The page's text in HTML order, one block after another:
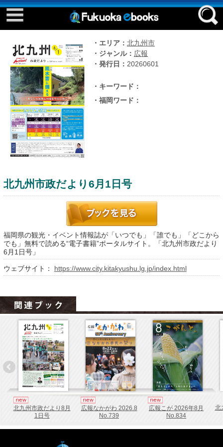
・エリア： 北九州市
・ジャンル： 広報
・発行日： 20260601
・キーワード：
・福岡ワード：
北九州市政だより6月1日号
福岡県の観光・イベント情報誌が「いつでも」「誰でも」「どこから
でも」無料で読める“電子書籍”ポータルサイト。「北九州市政だより
6月1日号」
ウェブサイト： https://www.city.kitakyushu.lg.jp/index.html
北九州市政だより8月
1日号
広報なかがわ 2026.8
No.739
広報こが 2026年8月
No.834
北
Event ebook
twitter
はじめてご利用される方へ
コンテンツ
推して参る
福岡コンテンツ
fukuoka ebooksとは
運営会社
よくある質問
サイトマップ
お問い合わせ
掲載の方法
掲載規約
個人情報保護方針
動作環境